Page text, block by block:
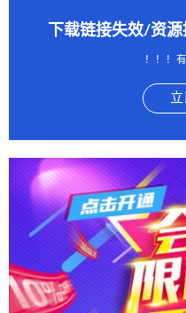
下载链接失效/资
！！！